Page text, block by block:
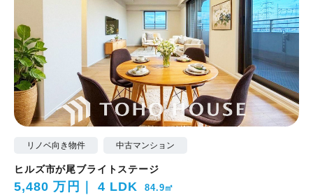
リノベ向き物件 中古マンション
ヒルズ市が尾ブライトステージ
5,480 万円 4 LDK 84.9㎡